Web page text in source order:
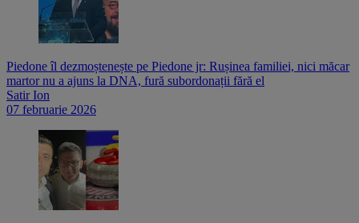
Piedone îl dezmoștenește pe Piedone jr: Rușinea familiei, nici măcar
martor nu a ajuns la DNA, fură subordonații fără el
Satir Ion
07 februarie 2026